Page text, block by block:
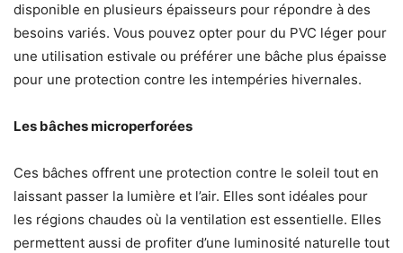
disponible en plusieurs épaisseurs pour répondre à des
besoins variés. Vous pouvez opter pour du PVC léger pour
une utilisation estivale ou préférer une bâche plus épaisse
pour une protection contre les intempéries hivernales.
Les bâches microperforées
Ces bâches offrent une protection contre le soleil tout en
laissant passer la lumière et l’air. Elles sont idéales pour
les régions chaudes où la ventilation est essentielle. Elles
permettent aussi de profiter d’une luminosité naturelle tout